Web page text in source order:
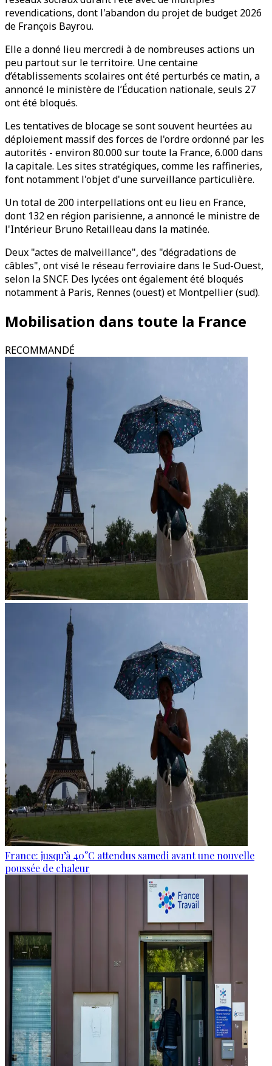
revendications, dont l'abandon du projet de budget 2026
de François Bayrou.
Elle a donné lieu mercredi à de nombreuses actions un
peu partout sur le territoire. Une centaine
d’établissements scolaires ont été perturbés ce matin, a
annoncé le ministère de l’Éducation nationale, seuls 27
ont été bloqués.
Les tentatives de blocage se sont souvent heurtées au
déploiement massif des forces de l'ordre ordonné par les
autorités - environ 80.000 sur toute la France, 6.000 dans
la capitale. Les sites stratégiques, comme les raffineries,
font notamment l'objet d'une surveillance particulière.
Un total de 200 interpellations ont eu lieu en France,
dont 132 en région parisienne, a annoncé le ministre de
l'Intérieur Bruno Retailleau dans la matinée.
Deux "actes de malveillance", des "dégradations de
câbles", ont visé le réseau ferroviaire dans le Sud-Ouest,
selon la SNCF. Des lycées ont également été bloqués
notamment à Paris, Rennes (ouest) et Montpellier (sud).
Mobilisation dans toute la France
RECOMMANDÉ
France: jusqu’à 40°C attendus samedi avant une nouvelle
poussée de chaleur